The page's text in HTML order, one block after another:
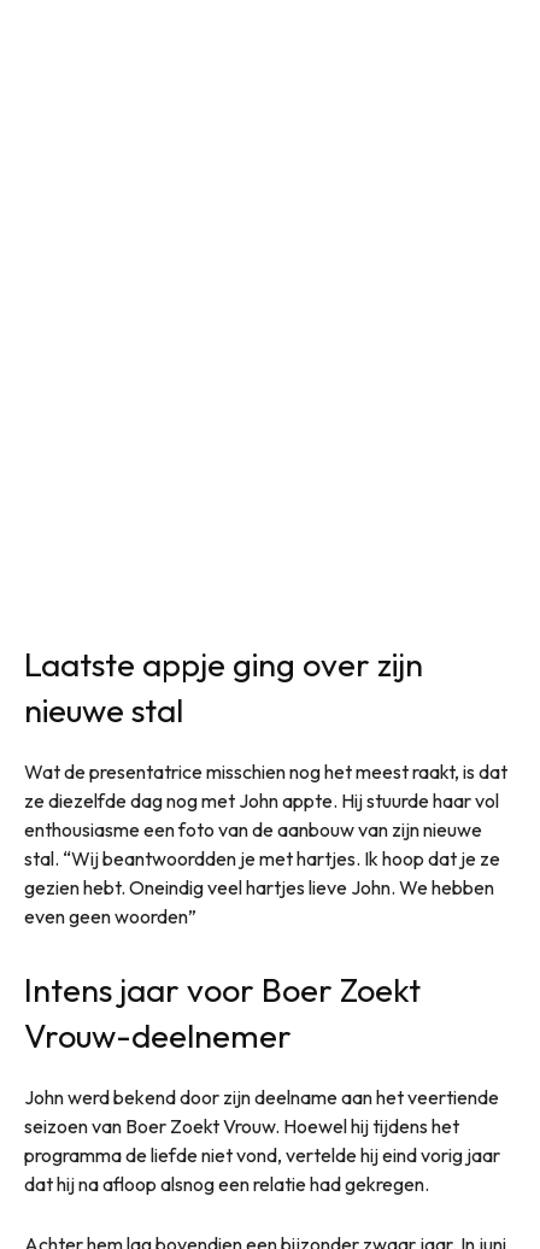
Laatste appje ging over zijn
nieuwe stal
Wat de presentatrice misschien nog het meest raakt, is dat
ze diezelfde dag nog met John appte. Hij stuurde haar vol
enthousiasme een foto van de aanbouw van zijn nieuwe
stal. “Wij beantwoordden je met hartjes. Ik hoop dat je ze
gezien hebt. Oneindig veel hartjes lieve John. We hebben
even geen woorden”
Intens jaar voor Boer Zoekt
Vrouw-deelnemer
John werd bekend door zijn deelname aan het veertiende
seizoen van Boer Zoekt Vrouw. Hoewel hij tijdens het
programma de liefde niet vond, vertelde hij eind vorig jaar
dat hij na afloop alsnog een relatie had gekregen.